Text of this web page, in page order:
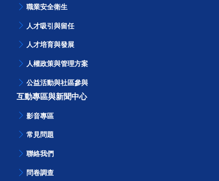
職業安全衛生
人才吸引與留任
人才培育與發展
人權政策與管理方案
公益活動與社區參與
互動專區與新聞中心
影音專區
常見問題
聯絡我們
問卷調查